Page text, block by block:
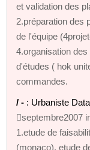
et validation des
2.préparation des
de l'équipe
4.organisation
d'études ( hok
commandes.
/ - : Urbaniste
septembre2007
1.etude de
(monaco). etude